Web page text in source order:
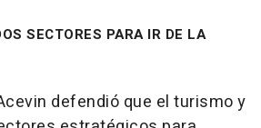
SECTORES PARA IR DE LA
defendió que el turismo y